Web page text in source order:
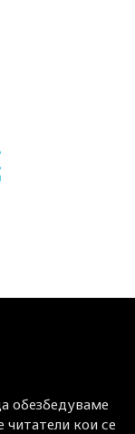
обезбедуваме
читатели кои се